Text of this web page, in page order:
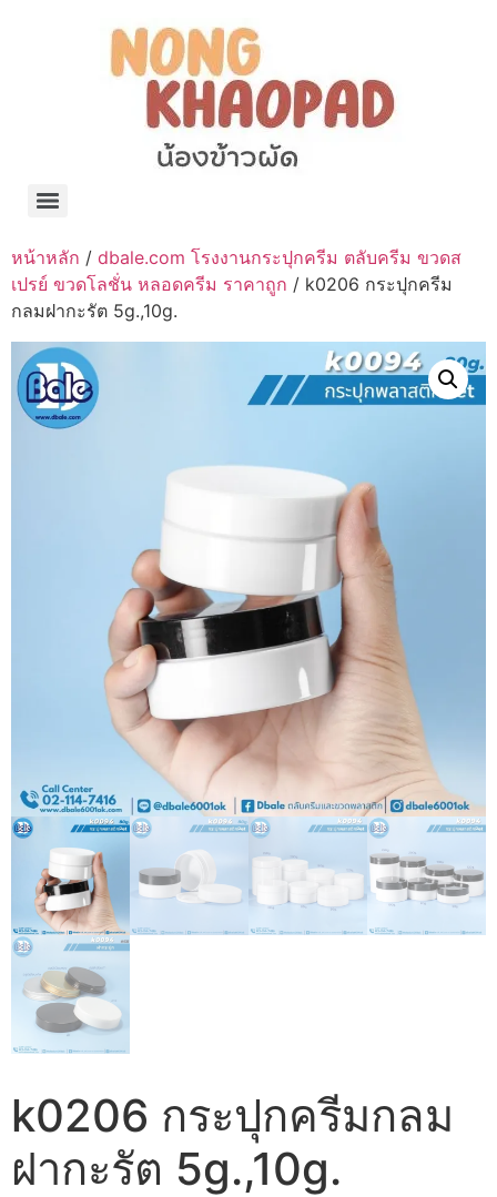
หน้าหลัก / dbale.com โรงงานกระปุกครีม ตลับครีม ขวดส
เปรย์ ขวดโลชั่น หลอดครีม ราคาถูก / k0206 กระปุกครีม
กลมฝากะรัต 5g.,10g.
k0206 กระปุกครีมกลม
ฝากะรัต 5g.,10g.